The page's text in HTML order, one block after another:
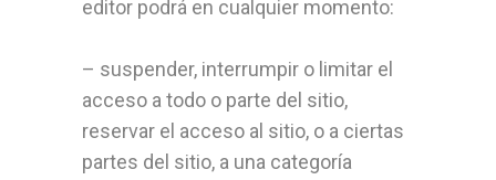
editor podrá en cualquier momento:
– suspender, interrumpir o limitar el
acceso a todo o parte del sitio,
reservar el acceso al sitio, o a ciertas
partes del sitio, a una categoría